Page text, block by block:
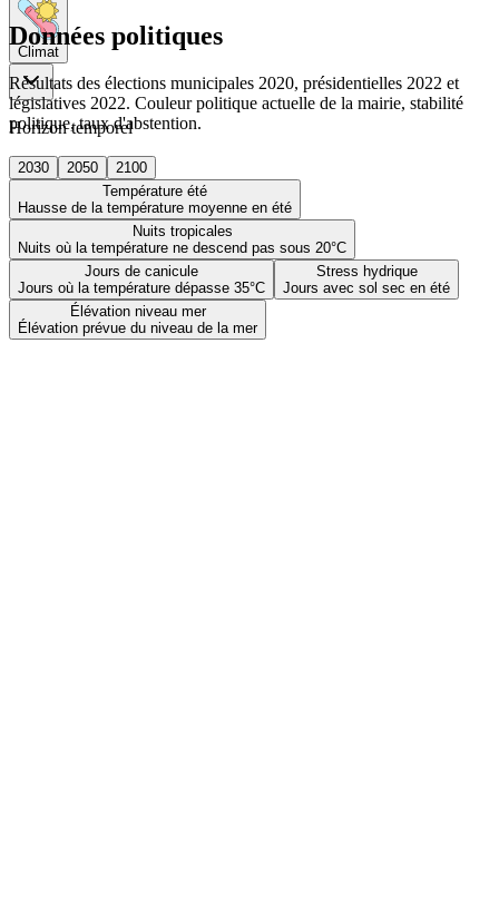
Climat
Horizon temporel
2030 2050
2100
Température été
Hausse de la température moyenne en été
Nuits tropicales
Nuits où la température ne descend pas sous 20°C
Jours de canicule
Jours où la température dépasse 35°C
Stress hydrique
Jours avec sol sec en été
Élévation niveau mer
Élévation prévue du niveau de la mer
Données politiques
Résultats des élections municipales 2020, présidentielles 2022 et
législatives 2022. Couleur politique actuelle de la mairie, stabilité
politique, taux d'abstention.